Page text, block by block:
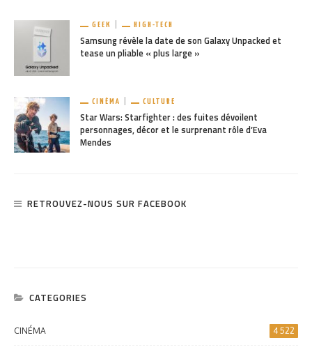
GEEK HIGH-TECH
Samsung révèle la date de son Galaxy Unpacked et
tease un pliable « plus large »
CINÉMA CULTURE
Star Wars: Starfighter : des fuites dévoilent
personnages, décor et le surprenant rôle d’Eva
Mendes
RETROUVEZ-NOUS SUR FACEBOOK
CATEGORIES
CINÉMA 4 522